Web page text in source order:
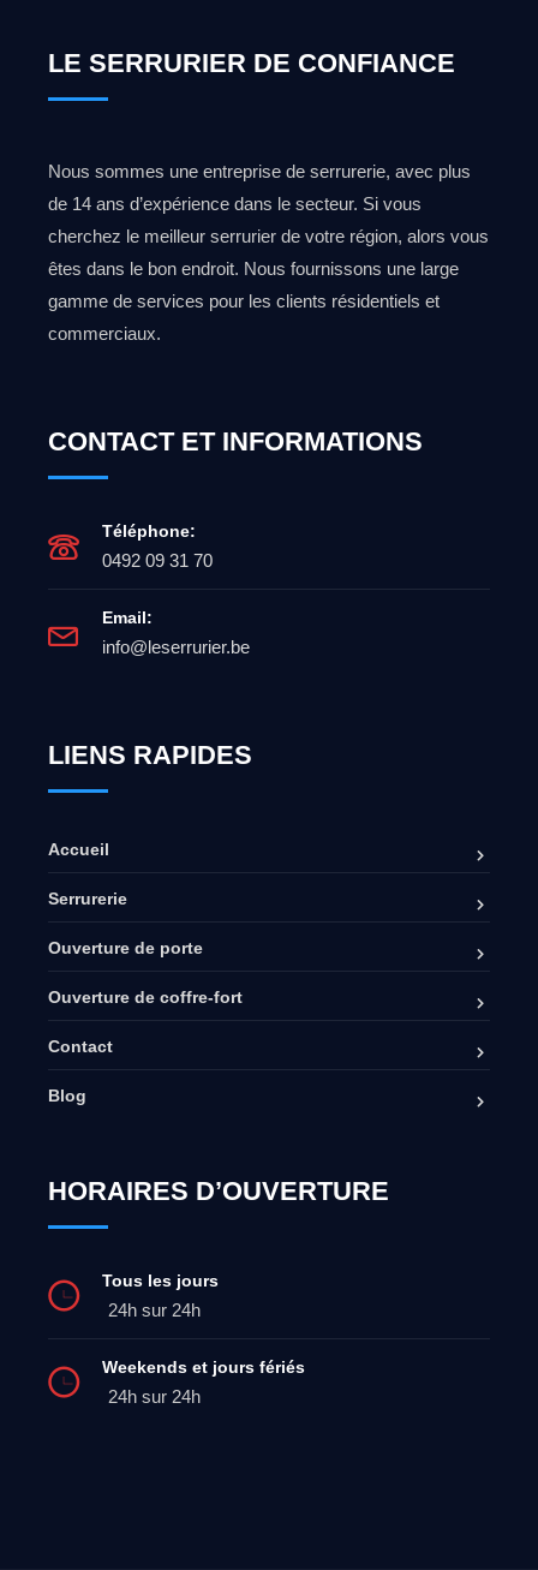
LE SERRURIER DE CONFIANCE
Nous sommes une entreprise de serrurerie, avec plus
de 14 ans d’expérience dans le secteur. Si vous
cherchez le meilleur serrurier de votre région, alors vous
êtes dans le bon endroit. Nous fournissons une large
gamme de services pour les clients résidentiels et
commerciaux.
CONTACT ET INFORMATIONS
Téléphone:
0492 09 31 70
Email:
info@leserrurier.be
LIENS RAPIDES
Accueil
Serrurerie
Ouverture de porte
Ouverture de coffre-fort
Contact
Blog
HORAIRES D’OUVERTURE
Tous les jours
24h sur 24h
Weekends et jours fériés
24h sur 24h